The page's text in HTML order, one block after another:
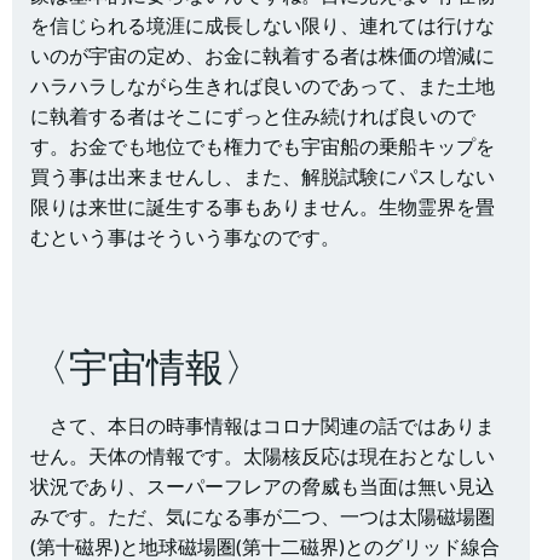
を信じられる境涯に成長しない限り、連れては行けな
いのが宇宙の定め、お金に執着する者は株価の増減に
ハラハラしながら生きれば良いのであって、また土地
に執着する者はそこにずっと住み続ければ良いので
す。お金でも地位でも権力でも宇宙船の乗船キップを
買う事は出来ませんし、また、解脱試験にパスしない
限りは来世に誕生する事もありません。生物霊界を畳
むという事はそういう事なのです。
〈宇宙情報〉
さて、本日の時事情報はコロナ関連の話ではありま
せん。天体の情報です。太陽核反応は現在おとなしい
状況であり、スーパーフレアの脅威も当面は無い見込
みです。ただ、気になる事が二つ、一つは太陽磁場圏
(第十磁界)と地球磁場圏(第十二磁界)とのグリッド線合